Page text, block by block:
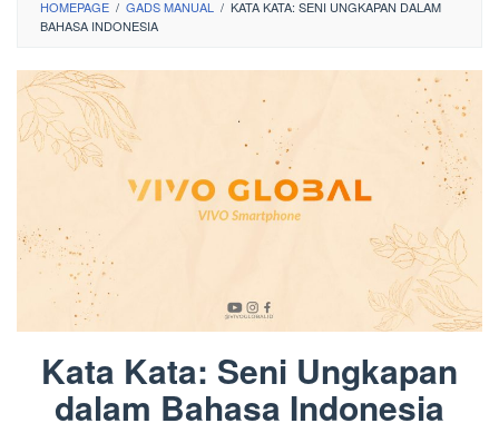
HOMEPAGE / GADS MANUAL / KATA KATA: SENI UNGKAPAN DALAM
BAHASA INDONESIA
Kata Kata: Seni Ungkapan
dalam Bahasa Indonesia